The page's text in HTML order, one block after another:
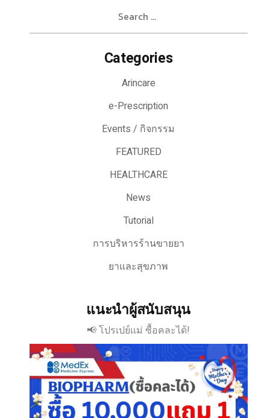
Categories
Arincare
e-Prescription
Events / กิจกรรม
FEATURED
HEALTHCARE
News
Tutorial
การบริหารร้านขายยา
ยาและสุขภาพ
แนะนำผู้สนับสนุน
📢 โปรเปย์แม่ ซื้อคละได้!